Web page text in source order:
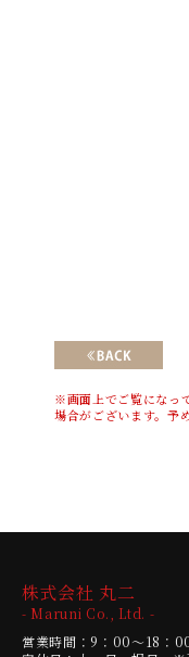
※画面上でご覧になっ
場合がございます。予
株式会社 丸二
- Maruni Co., Ltd. -
営業時間：9：00～18：